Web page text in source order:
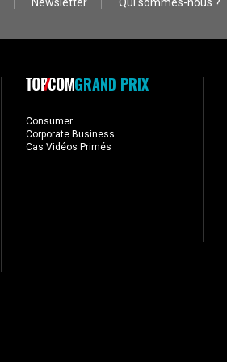
GRAND PRIX
Consumer
Corporate Business
Cas Vidéos Primés